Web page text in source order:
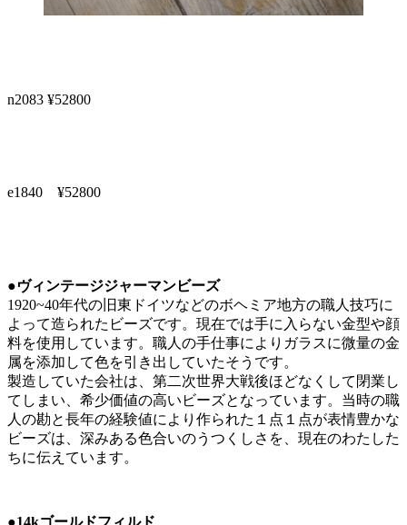
n2083 ¥52800
e1840 ¥52800
●ヴィンテージジャーマンビーズ
1920~40年代の旧東ドイツなどのボヘミア地方の職人技巧に
よって造られたビーズです。現在では手に入らない金型や顔
料を使用しています。職人の手仕事によりガラスに微量の金
属を添加して色を引き出していたそうです。
製造していた会社は、第二次世界大戦後ほどなくして閉業し
てしまい、希少価値の高いビーズとなっています。当時の職
人の勘と長年の経験値により作られた１点１点が表情豊かな
ビーズは、深みある色合いのうつくしさを、現在のわたした
ちに伝えています。